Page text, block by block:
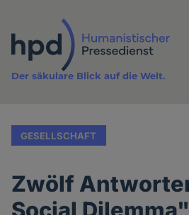
Inhalt
Der säkulare Blick auf die Welt.
GESELLSCHAFT
Zwölf